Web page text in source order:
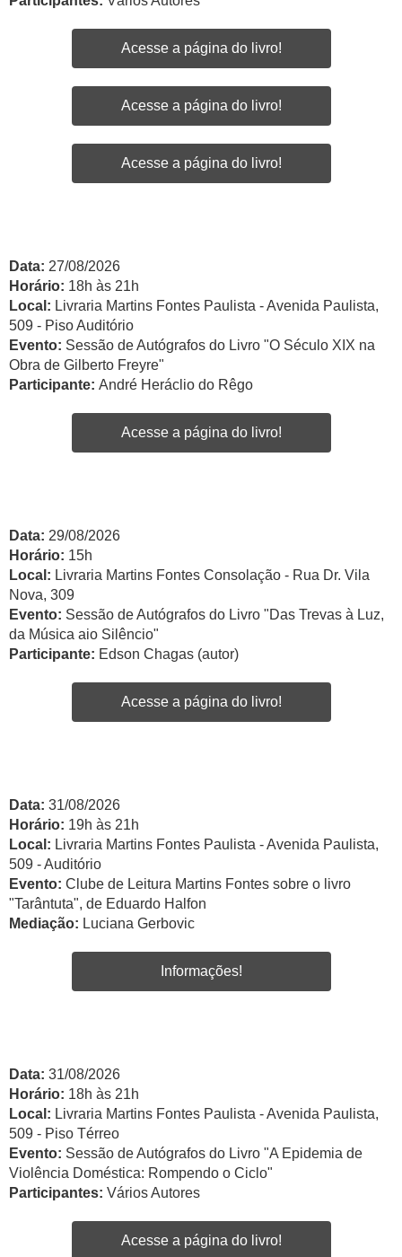
Acesse a página do livro!
Acesse a página do livro!
Acesse a página do livro!
Data: 27/08/2026
Horário: 18h às 21h
Local: Livraria Martins Fontes Paulista - Avenida Paulista,
509 - Piso Auditório
Evento: Sessão de Autógrafos do Livro "O Século XIX na
Obra de Gilberto Freyre"
Participante: André Heráclio do Rêgo
Acesse a página do livro!
Data: 29/08/2026
Horário: 15h
Local: Livraria Martins Fontes Consolação - Rua Dr. Vila
Nova, 309
Evento: Sessão de Autógrafos do Livro "Das Trevas à Luz,
da Música aio Silêncio"
Participante: Edson Chagas (autor)
Acesse a página do livro!
Data: 31/08/2026
Horário: 19h às 21h
Local: Livraria Martins Fontes Paulista - Avenida Paulista,
509 - Auditório
Evento: Clube de Leitura Martins Fontes sobre o livro
"Tarântuta", de Eduardo Halfon
Mediação: Luciana Gerbovic
Informações!
Data: 31/08/2026
Horário: 18h às 21h
Local: Livraria Martins Fontes Paulista - Avenida Paulista,
509 - Piso Térreo
Evento: Sessão de Autógrafos do Livro "A Epidemia de
Violência Doméstica: Rompendo o Ciclo"
Participantes: Vários Autores
Acesse a página do livro!